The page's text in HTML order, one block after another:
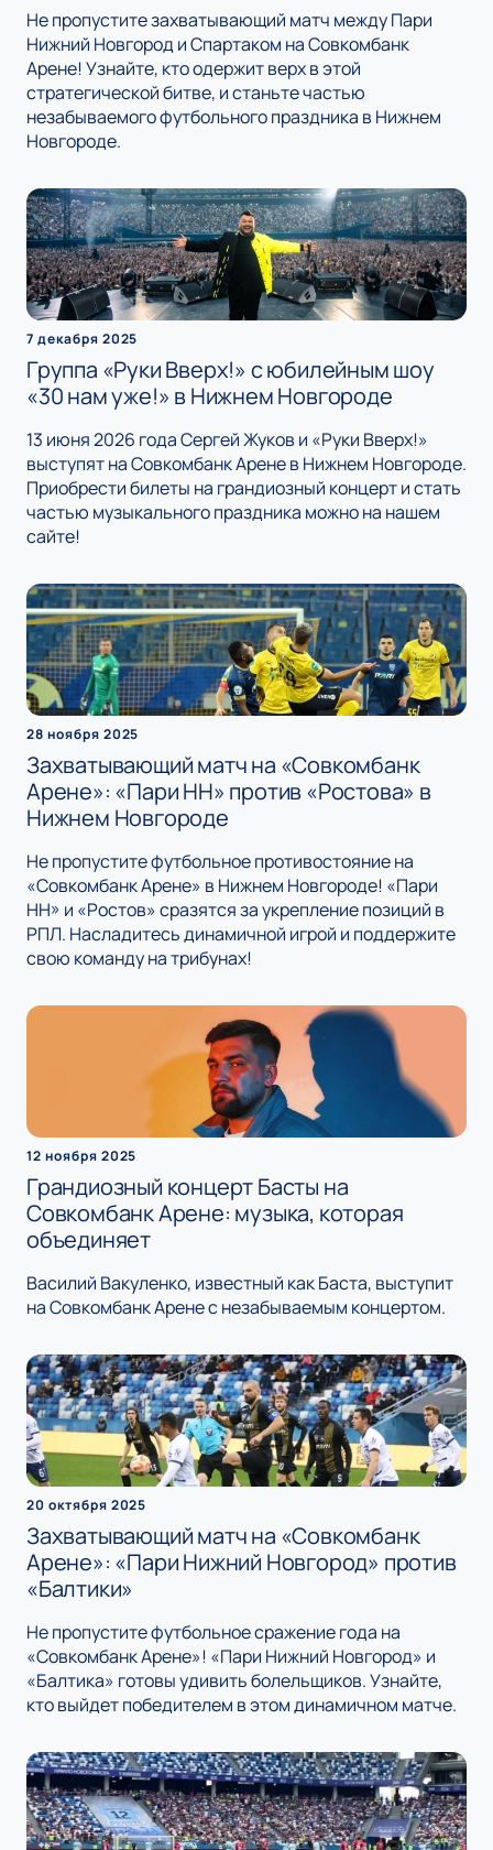
Не пропустите захватывающий матч между Пари
Нижний Новгород и Спартаком на Совкомбанк
Арене! Узнайте, кто одержит верх в этой
стратегической битве, и станьте частью
незабываемого футбольного праздника в Нижнем
Новгороде.
7 декабря 2025
Группа «Руки Вверх!» с юбилейным шоу
«30 нам уже!» в Нижнем Новгороде
13 июня 2026 года Сергей Жуков и «Руки Вверх!»
выступят на Совкомбанк Арене в Нижнем Новгороде.
Приобрести билеты на грандиозный концерт и стать
частью музыкального праздника можно на нашем
сайте!
28 ноября 2025
Захватывающий матч на «Совкомбанк
Арене»: «Пари НН» против «Ростова» в
Нижнем Новгороде
Не пропустите футбольное противостояние на
«Совкомбанк Арене» в Нижнем Новгороде! «Пари
НН» и «Ростов» сразятся за укрепление позиций в
РПЛ. Насладитесь динамичной игрой и поддержите
свою команду на трибунах!
12 ноября 2025
Грандиозный концерт Басты на
Совкомбанк Арене: музыка, которая
объединяет
Василий Вакуленко, известный как Баста, выступит
на Совкомбанк Арене с незабываемым концертом.
20 октября 2025
Захватывающий матч на «Совкомбанк
Арене»: «Пари Нижний Новгород» против
«Балтики»
Не пропустите футбольное сражение года на
«Совкомбанк Арене»! «Пари Нижний Новгород» и
«Балтика» готовы удивить болельщиков. Узнайте,
кто выйдет победителем в этом динамичном матче.